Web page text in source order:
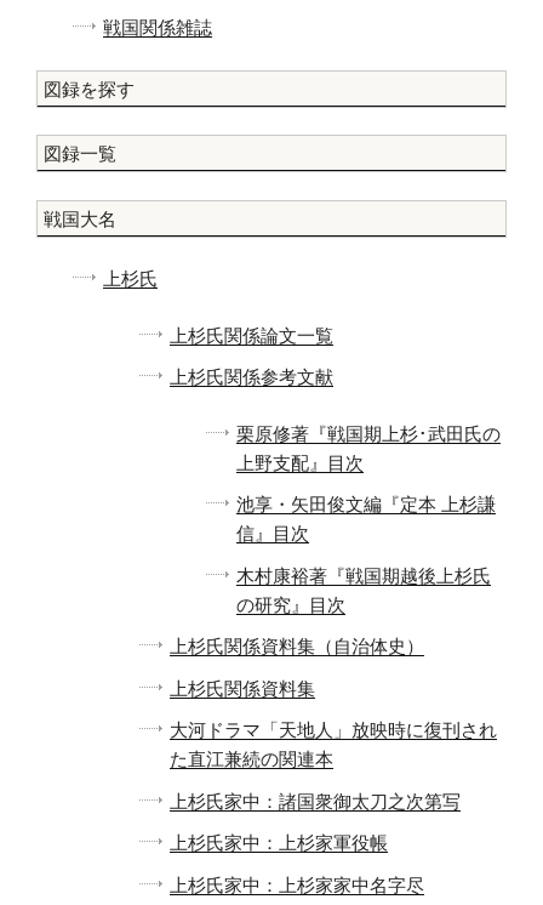
戦国関係雑誌
図録を探す
図録一覧
戦国大名
上杉氏
上杉氏関係論文一覧
上杉氏関係参考文献
栗原修著『戦国期上杉･武田氏の
上野支配』目次
池享・矢田俊文編『定本 上杉謙
信』目次
木村康裕著『戦国期越後上杉氏
の研究』目次
上杉氏関係資料集（自治体史）
上杉氏関係資料集
大河ドラマ「天地人」放映時に復刊され
た直江兼続の関連本
上杉氏家中：諸国衆御太刀之次第写
上杉氏家中：上杉家軍役帳
上杉氏家中：上杉家家中名字尽